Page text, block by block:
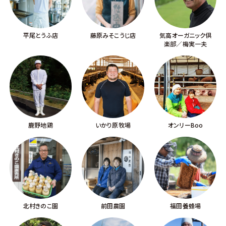
平尾とうふ店 藤原みそこうじ店
気高オーガニック倶
楽部／梅実一夫
鹿野地鶏 いかり原牧場 オンリーBoo
北村きのこ園 前田農園 福田養蜂場